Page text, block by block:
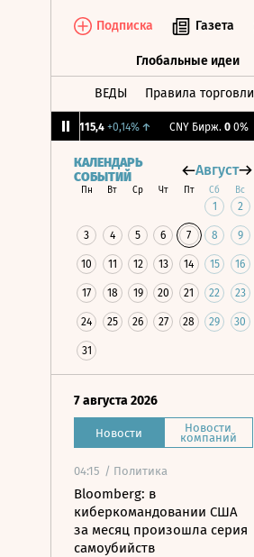
Подписка Газета
Глобальные идеи
ВЕДЫ Правила торговли
115,4 +0,14%↑ CNY Бирж. 0 0%
КАЛЕНДАРЬ
СОБЫТИЙ
Август
Пн Вт Ср Чт Пт Сб Вс
1 2
3 4 5 6 7 8 9
10 11 12 13 14 15 16
17 18 19 20 21 22 23
24 25 26 27 28 29 30
31
7 августа 2026
Новости Новости
компаний
04:15 / Политика
Bloomberg: в
киберкомандовании США
за месяц произошла серия
самоубийств